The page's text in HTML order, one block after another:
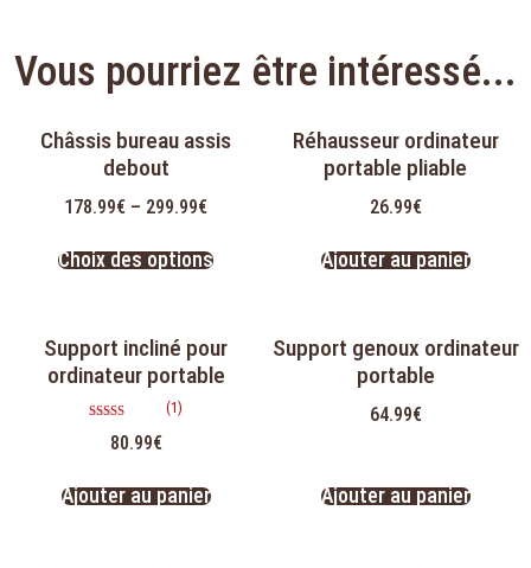
Vous pourriez être intéressé...
Châssis bureau assis
debout
178.99€ – 299.99€
Choix des options
Réhausseur ordinateur
portable pliable
26.99€
Ajouter au panier
Support incliné pour
ordinateur portable
5.00
(1)
80.99€
Ajouter au panier
Support genoux ordinateur
portable
64.99€
Ajouter au panier